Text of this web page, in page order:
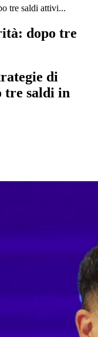
tre saldi attivi...
dopo tre
di
tre saldi in